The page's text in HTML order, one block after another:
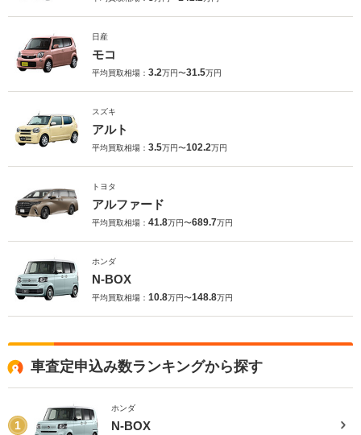
日産
モコ
平均買取相場： 3.2万円〜31.5万円
スズキ
アルト
平均買取相場： 3.5万円〜102.2万円
トヨタ
アルファード
平均買取相場： 41.8万円〜689.7万円
ホンダ
N-BOX
平均買取相場： 10.8万円〜148.8万円
車査定申込み数ランキングから探す
1
ホンダ
N-BOX